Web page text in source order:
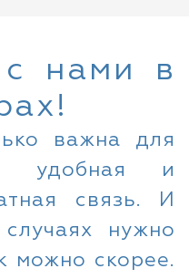
с нами в
важна для
удобная и
связь. И
нужно
можно скорее.